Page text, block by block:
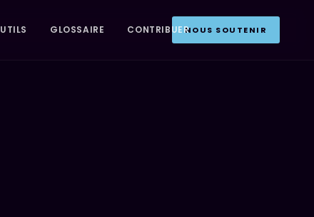
GLOSSAIRE CONTRIBUERNOUS SOUTENIR